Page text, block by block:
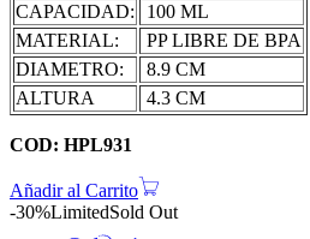
CAPACIDAD:
100 ML
MATERIAL:
PP LIBRE DE BPA
DIAMETRO:
8.9 CM
ALTURA
4.3 CM
COD: HPL931
Añadir al Carrito
-30%LimitedSold Out